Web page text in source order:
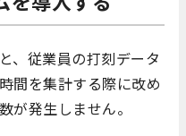
、従業員の打刻データ
間を集計する際に改め
が発生しません。